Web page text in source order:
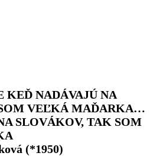
KEĎ NADÁVAJÚ NA
VEĽKÁ MAĎARKA…
SLOVÁKOV, TAK SOM
(*1950)